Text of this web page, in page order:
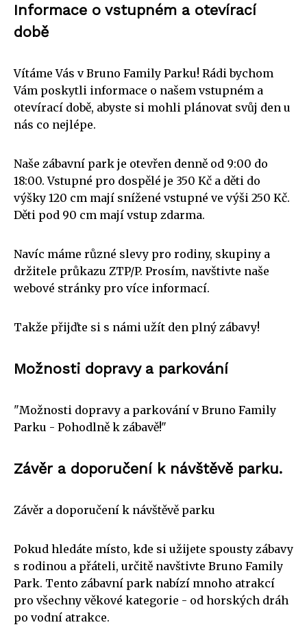
Informace o vstupném a otevírací
době
Vítáme Vás v Bruno Family Parku! Rádi bychom
Vám poskytli informace o našem vstupném a
otevírací době, abyste si mohli plánovat svůj den u
nás co nejlépe.
Naše zábavní park je otevřen denně od 9:00 do
18:00. Vstupné pro dospělé je 350 Kč a děti do
výšky 120 cm mají snížené vstupné ve výši 250 Kč.
Děti pod 90 cm mají vstup zdarma.
Navíc máme různé slevy pro rodiny, skupiny a
držitele průkazu ZTP/P. Prosím, navštivte naše
webové stránky pro více informací.
Takže přijďte si s námi užít den plný zábavy!
Možnosti dopravy a parkování
"Možnosti dopravy a parkování v Bruno Family
Parku - Pohodlně k zábavě!"
Závěr a doporučení k návštěvě parku.
Závěr a doporučení k návštěvě parku
Pokud hledáte místo, kde si užijete spousty zábavy
s rodinou a přáteli, určitě navštivte Bruno Family
Park. Tento zábavní park nabízí mnoho atrakcí
pro všechny věkové kategorie - od horských dráh
po vodní atrakce.